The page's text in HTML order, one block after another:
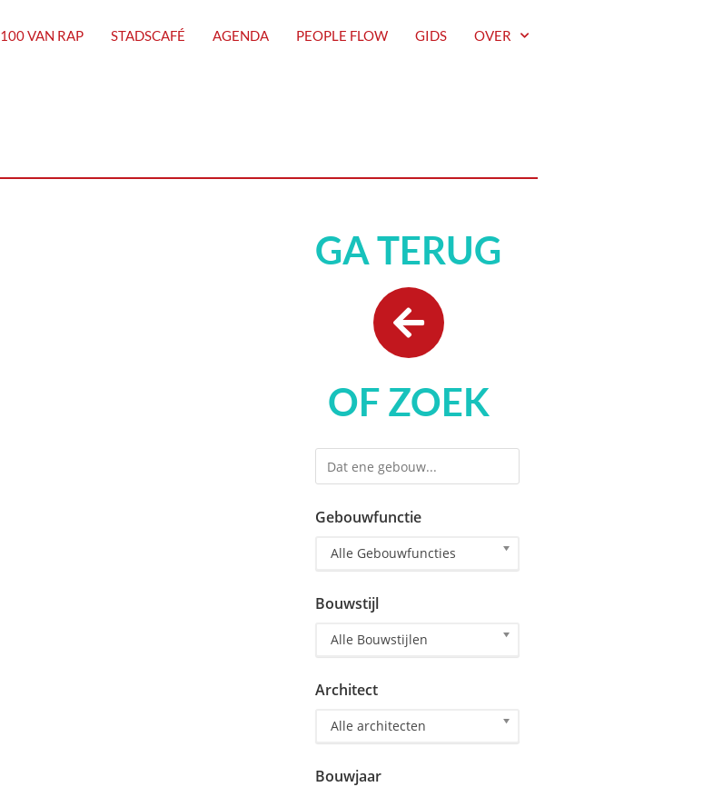
100 VAN RAP STADSCAFÉ AGENDA PEOPLE FLOW GIDS OVER
GA TERUG
OF ZOEK
Gebouwfunctie
Alle Gebouwfuncties
Bouwstijl
Alle Bouwstijlen
Architect
Alle architecten
Bouwjaar